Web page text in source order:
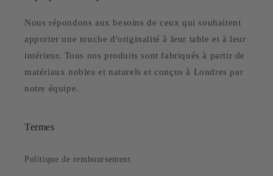
Nous répondons aux besoins de ceux qui souhaitent
apporter une touche d'originalité à leur table et à leur
intérieur. Tous nos produits sont fabriqués à partir de
matériaux nobles et naturels et conçus à Londres par
notre équipe.
Termes
Politique de remboursement